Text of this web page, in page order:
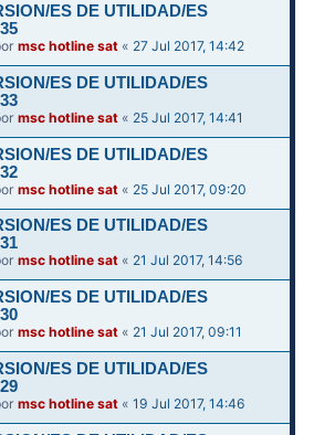
ES DE UTILIDAD/ES
msc hotline sat « 27 Jul 2017, 14:42
ES DE UTILIDAD/ES
msc hotline sat « 25 Jul 2017, 14:41
ES DE UTILIDAD/ES
msc hotline sat « 25 Jul 2017, 09:20
ES DE UTILIDAD/ES
msc hotline sat « 21 Jul 2017, 14:56
ES DE UTILIDAD/ES
msc hotline sat « 21 Jul 2017, 09:11
ES DE UTILIDAD/ES
msc hotline sat «19 Jul 2017, 14:46